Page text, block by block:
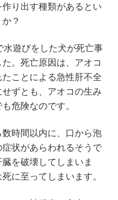
り出す種類があるとい
？
水遊びをした犬が死亡事
。死亡原因は、アオコ
ことによる急性肝不全
ずとも、アオコの生み
危険なのです。
時間以内に、口から泡
状があらわれるそうで
を破壊してしまいま
に至ってしまいます。